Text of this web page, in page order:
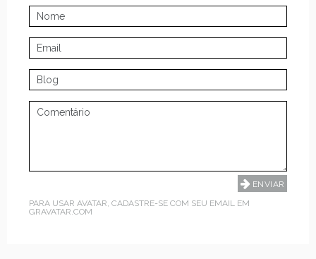
PARA USAR AVATAR, CADASTRE-SE COM SEU EMAIL EM
GRAVATAR.COM